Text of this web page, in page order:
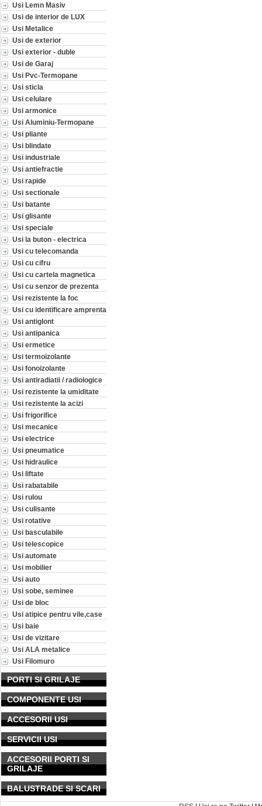
Usi Lemn Masiv
Usi de interior de LUX
Usi Metalice
Usi de exterior
Usi exterior - duble
Usi de Garaj
Usi Pvc-Termopane
Usi sticla
Usi celulare
Usi armonice
Usi Aluminiu-Termopane
Usi pliante
Usi blindate
Usi industriale
Usi antiefractie
Usi rapide
Usi sectionale
Usi batante
Usi glisante
Usi speciale
Usi la buton - electrica
Usi cu telecomanda
Usi cu cifru
Usi cu cartela magnetica
Usi cu senzor de prezenta
Usi rezistente la foc
Usi cu identificare amprenta
Usi antiglont
Usi antipanica
Usi ermetice
Usi termoizolante
Usi fonoizolante
Usi antiradiatii / radiologice
Usi rezistente la umiditate
Usi rezistente la acizi
Usi frigorifice
Usi mecanice
Usi electrice
Usi pneumatice
Usi hidraulice
Usi liftate
Usi rabatabile
Usi rulou
Usi culisante
Usi rotative
Usi basculabile
Usi telescopice
Usi automate
Usi mobilier
Usi auto
Usi sobe, seminee
Usi de bloc
Usi atipice pentru vile,case
Usi baie
Usi de vizitare
Usi ALA metalice
Usi Filomuro
PORTI SI GRILAJE
COMPONENTE USI
ACCESORII USI
SERVICII USI
ACCESORII PORTI SI
GRILAJE
BALUSTRADE SI SCARI